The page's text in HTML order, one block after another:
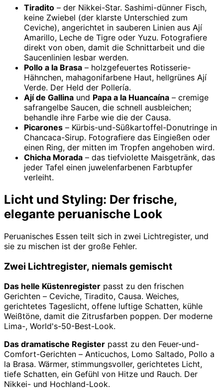
Tiradito – der Nikkei-Star. Sashimi-dünner Fisch,
keine Zwiebel (der klarste Unterschied zum
Ceviche), angerichtet in sauberen Linien aus Ají
Amarillo, Leche de Tigre oder Yuzu. Fotografiere
direkt von oben, damit die Schnittarbeit und die
Saucenlinien lesbar werden.
Pollo a la Brasa – holzgefeuertes Rotisserie-
Hähnchen, mahagonifarbene Haut, hellgrünes Ají
Verde. Der Held der Pollería.
Ají de Gallina und Papa a la Huancaína – cremige
safrangelbe Saucen, die schnell ausbleichen;
behandle ihre Farbe wie die der Causa.
Picarones – Kürbis-und-Süßkartoffel-Donutringe in
Chancaca-Sirup. Fotografiere das Eingießen oder
einen Ring, der mitten im Tropfen angehoben wird.
Chicha Morada – das tiefviolette Maisgetränk, das
jeder Tafel einen juwelenfarbenen Farbtupfer
verleiht.
Licht und Styling: Der frische,
elegante peruanische Look
Peruanisches Essen teilt sich in zwei Lichtregister, und
sie zu mischen ist der große Fehler.
Zwei Lichtregister, niemals gemischt
Das helle Küstenregister passt zu den frischen
Gerichten – Ceviche, Tiradito, Causa. Weiches,
gerichtetes Tageslicht, offene luftige Schatten, kühle
Weißtöne, damit die Zitrusfarben poppen. Der moderne
Lima-, World's-50-Best-Look.
Das dramatische Register passt zu den Feuer-und-
Comfort-Gerichten – Anticuchos, Lomo Saltado, Pollo a
la Brasa. Wärmer, stimmungsvoller, gerichtetes Licht,
tiefe Schatten, ein Gefühl von Hitze und Rauch. Der
Nikkei- und Hochland-Look.